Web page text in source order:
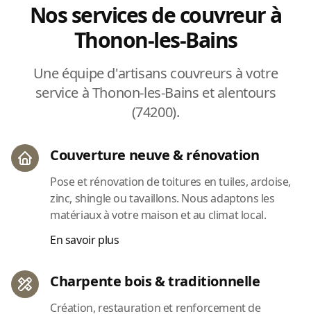
Nos services de couvreur à
Thonon-les-Bains
Une équipe d'artisans couvreurs à votre
service à Thonon-les-Bains et alentours
(74200).
Couverture neuve & rénovation
Pose et rénovation de toitures en tuiles, ardoise,
zinc, shingle ou tavaillons. Nous adaptons les
matériaux à votre maison et au climat local.
En savoir plus
Charpente bois & traditionnelle
Création, restauration et renforcement de